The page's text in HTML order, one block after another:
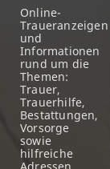
Online-
Traueranzeigen
und
Informationen
rund um die
Themen:
Trauer,
Trauerhilfe,
Bestattungen,
Vorsorge
sowie
hilfreiche